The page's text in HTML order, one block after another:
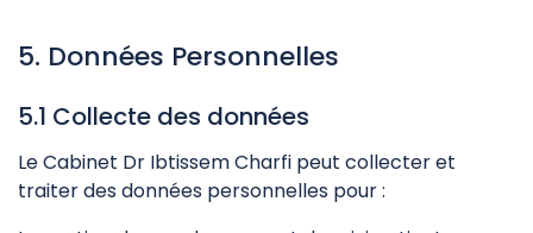
5. Données Personnelles
5.1 Collecte des données
Le Cabinet Dr Ibtissem Charfi peut collecter et
traiter des données personnelles pour :